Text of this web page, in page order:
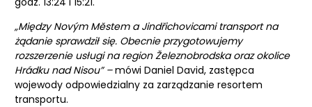
„Między Novým Městem a Jindřichovicami transport na
żądanie sprawdził się. Obecnie przygotowujemy
rozszerzenie usługi na region Železnobrodska oraz okolice
Hrádku nad Nisou” –mówi Daniel David, zastępca
wojewody odpowiedzialny za zarządzanie resortem
transportu.